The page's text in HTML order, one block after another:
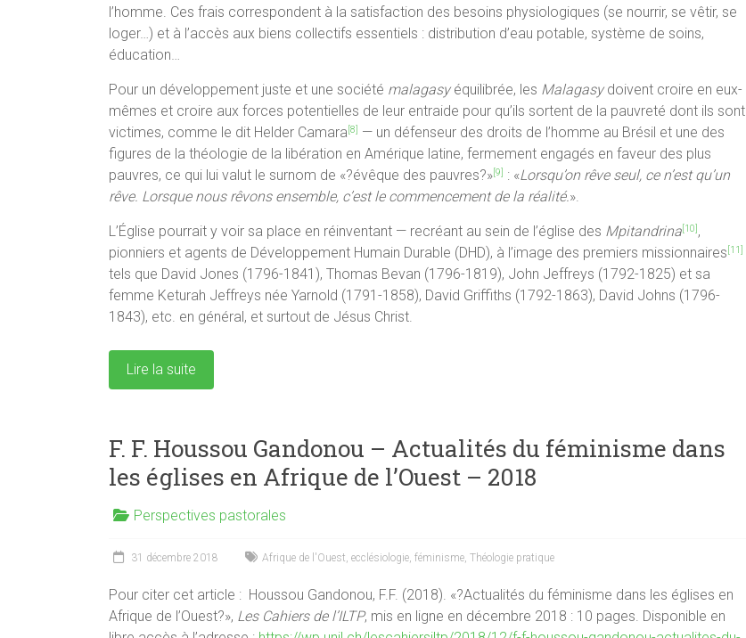
l’homme. Ces frais correspondent à la satisfaction des besoins physiologiques (se nourrir, se vêtir, se
loger…) et à l’accès aux biens collectifs essentiels : distribution d’eau potable, système de soins,
éducation…
Pour un développement juste et une société malagasyéquilibrée, les Malagasydoivent croire en eux-
mêmes et croire aux forces potentielles de leur entraide pour qu’ils sortent de la pauvreté dont ils sont
victimes, comme le dit Helder Camara [8]
— un défenseur des droits de l’homme au Brésil et une des
figures de la théologie de la libération en Amérique latine, fermement engagés en faveur des plus
pauvres, ce qui lui valut le surnom de «?évêque des pauvres?» [9] : «Lorsqu’on rêve seul, ce n’est qu’un
rêve. Lorsque nous rêvons ensemble, c’est le commencement de la réalité.».
L’Église pourrait y voir sa place en réinventant — recréant au sein de l’église des Mpitandrina [10] ,
pionniers et agents de Développement Humain Durable (DHD), à l’image des premiers missionnaires [11]
tels que David Jones (1796-1841), Thomas Bevan (1796-1819), John Jeffreys (1792-1825) et sa
femme Keturah Jeffreys née Yarnold (1791-1858), David Griffiths (1792-1863), David Johns (1796-
1843), etc. en général, et surtout de Jésus Christ.
Lire la suite
F. F. Houssou Gandonou – Actualités du féminisme dans
les églises en Afrique de l’Ouest – 2018
Perspectives pastorales
31 décembre 2018 Afrique de l'Ouest, ecclésiologie, féminisme, Théologie pratique
Pour citer cet article : Houssou Gandonou, F.F. (2018). «?Actualités du féminisme dans les églises en
Afrique de l’Ouest?», Les Cahiers de l’ILTP, mis en ligne en décembre 2018 : 10 pages. Disponible en